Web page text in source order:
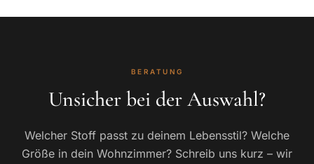
BERATUNG
Unsicher bei der Auswahl?
Welcher Stoff passt zu deinem Lebensstil? Welche
Größe in dein Wohnzimmer? Schreib uns kurz – wir